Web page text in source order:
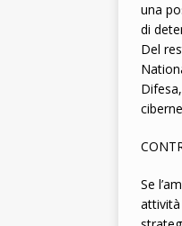
una
di
Del
Se